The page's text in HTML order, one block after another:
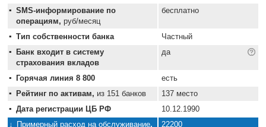
SMS-информирование по
операциям, руб/месяц
бесплатно
Тип собственности банка
Частный
Банк входит в систему
страхования вкладов
да
Горячая линия 8 800
есть
Рейтинг по активам, из 151 банков
137 место
Дата регистрации ЦБ РФ
10.12.1990
Примерный расход на обслуживание,
22200